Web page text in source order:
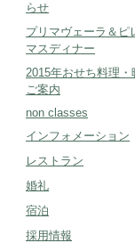
らせ
プリマヴェーラ＆
マスディナー
2015年おせち料理
ご案内
non classes
インフォメーション
レストラン
婚礼
宿泊
採用情報